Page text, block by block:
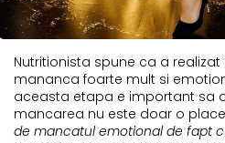
Nutritionista spune ca a
mananca foarte mult si
aceasta etapa e important sa
mancarea nu este doar o
de mancatul emotional de fapt